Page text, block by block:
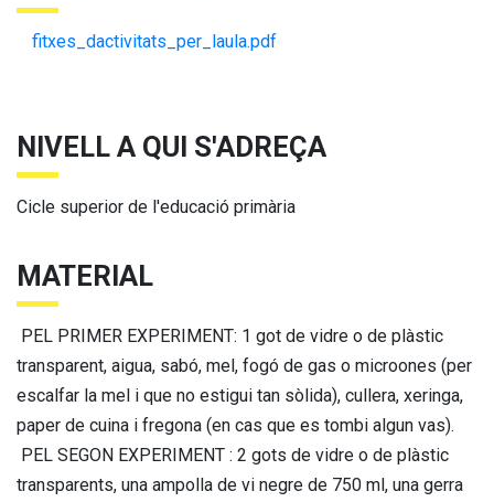
fitxes_dactivitats_per_laula.pdf
NIVELL A QUI S'ADREÇA
Cicle superior de l'educació primària
MATERIAL
PEL PRIMER EXPERIMENT: 1 got de vidre o de plàstic
transparent, aigua, sabó, mel, fogó de gas o microones (per
escalfar la mel i que no estigui tan sòlida), cullera, xeringa,
paper de cuina i fregona (en cas que es tombi algun vas).
PEL SEGON EXPERIMENT : 2 gots de vidre o de plàstic
transparents, una ampolla de vi negre de 750 ml, una gerra